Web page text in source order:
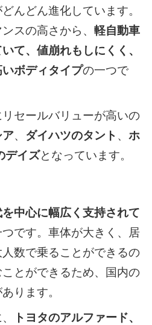
んどん進化しています。
スの高さから、 軽自動車
て、値崩れもしにくく、
ボディタイプの一つで
セールバリューが高いの
ア、 ダイハツのタント 、 ホ
デイズとなっています。
中心に幅広く支持されて
です。車体が大きく、居
数で乗ることができるの
とができるため、国内の
ります。
トヨタのアルファード、